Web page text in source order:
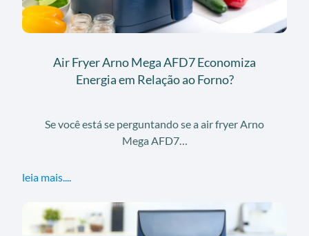
Air Fryer Arno Mega AFD7 Economiza
Energia em Relação ao Forno?
Se você está se perguntando se a air fryer Arno
Mega AFD7…
leia mais....